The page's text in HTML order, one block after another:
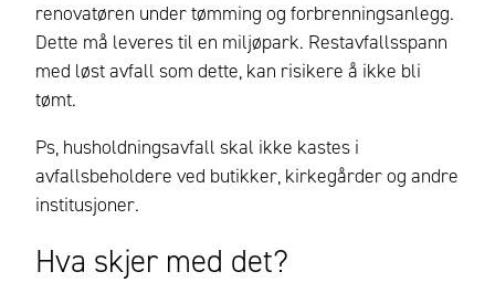
renovatøren under tømming og forbrenningsanlegg.
Dette må leveres til en miljøpark. Restavfallsspann
med løst avfall som dette, kan risikere å ikke bli
tømt.
Ps, husholdningsavfall skal ikke kastes i
avfallsbeholdere ved butikker, kirkegårder og andre
institusjoner.
Hva skjer med det?